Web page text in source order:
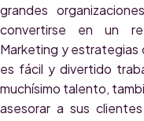
grandes
convertirse en un
Marketing y estrategias
es fácil y divertido
muchísimo talento,
asesorar a sus